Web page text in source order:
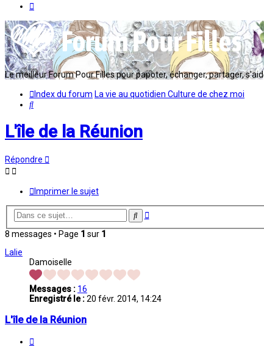
Le meilleur Forum Pour Filles pour papoter, échanger, partager,
Index du forum La vie au quotidien Culture de chez moi
Rechercher
L'île de la Réunion
Répondre
Imprimer le sujet
Rechercher
Recherche
8 messages • Page 1 sur 1
Lalie
Damoiselle
Messages : 16
Enregistré le :20 févr. 2014, 14:24
L'île de la Réunion